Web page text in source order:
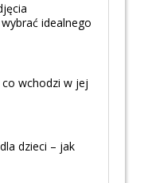
idealnego
wchodzi w jej
dzieci – jak